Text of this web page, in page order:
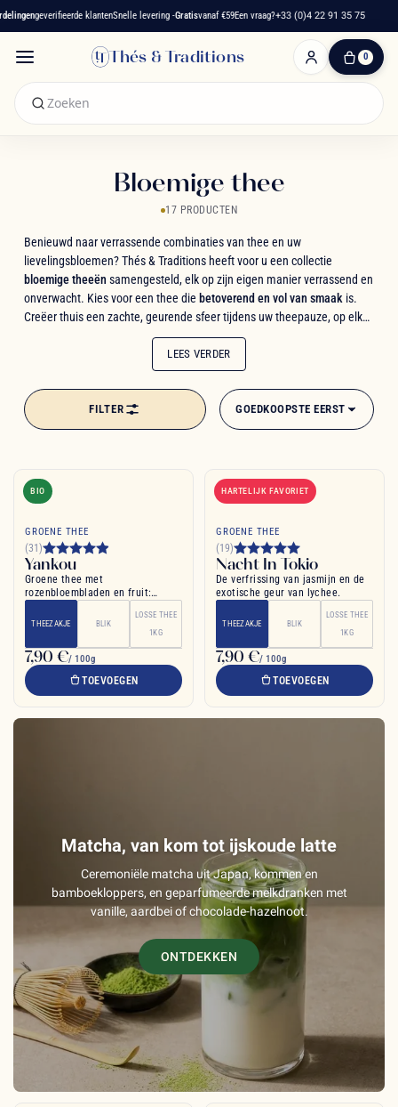
geverifieerde klantenSnelle levering -Gratisvanaf €59Een vraag?+33 (0)4 22 91 35 75
Thés & Traditions 0
0
Bloemige thee
17 PRODUCTEN
Benieuwd naar verrassende combinaties van thee en uw
lievelingsbloemen? Thés & Traditions heeft voor u een collectie
bloemige theeën samengesteld, elk op zijn eigen manier verrassend en
onverwacht. Kies voor een thee die betoverend en vol van smaak is.
Creëer thuis een zachte, geurende sfeer tijdens uw theepauze, op elk
LEES VERDER
FILTER GOEDKOOPSTE EERST
BIO
GROENE THEE
(31)
Yankou
Groene thee met
rozenbloembladen en fruit:
THEEZAKJE BLIK
LOSSE THEE
1KG
7,90 €/ 100g
TOEVOEGEN
HARTELIJK FAVORIET
GROENE THEE
(19)
Nacht In Tokio
De verfrissing van jasmijn en de
exotische geur van lychee.
THEEZAKJE BLIK
LOSSE THEE
1KG
7,90 €/ 100g
TOEVOEGEN
Matcha, van kom tot ijskoude latte
Ceremoniële matcha uit Japan, kommen en
bamboekloppers, en geparfumeerde melkdranken met
vanille, aardbei of chocolade-hazelnoot.
ONTDEKKEN